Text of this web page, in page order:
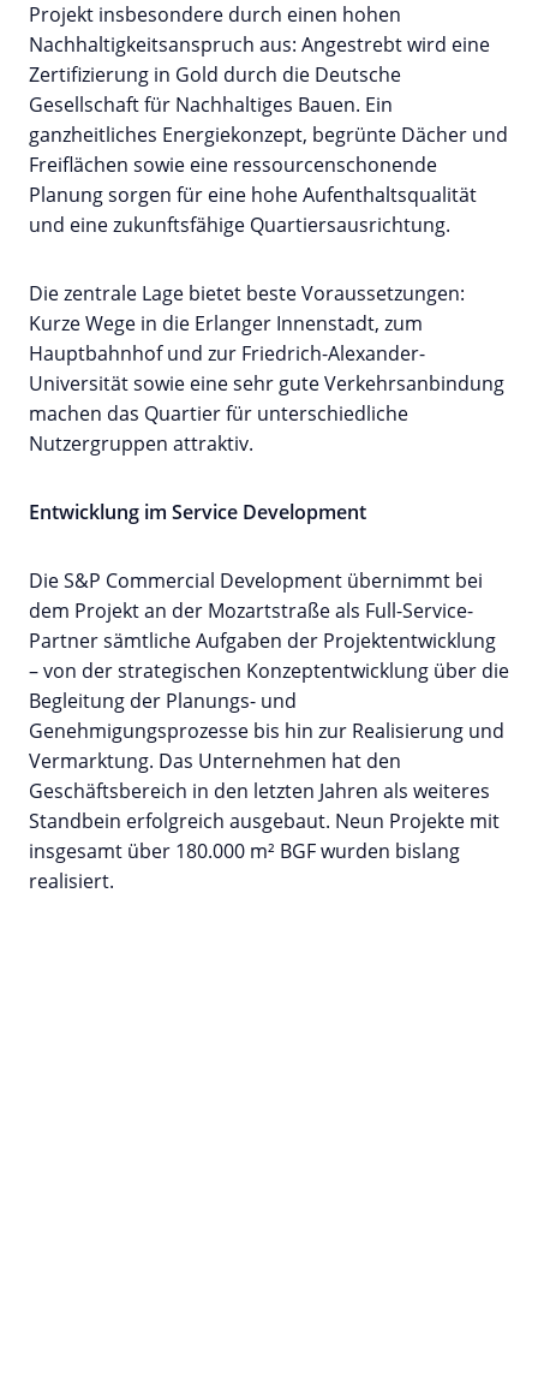
Projekt insbesondere durch einen hohen
Nachhaltigkeitsanspruch aus: Angestrebt wird eine
Zertifizierung in Gold durch die Deutsche
Gesellschaft für Nachhaltiges Bauen. Ein
ganzheitliches Energiekonzept, begrünte Dächer und
Freiflächen sowie eine ressourcenschonende
Planung sorgen für eine hohe Aufenthaltsqualität
und eine zukunftsfähige Quartiersausrichtung.
Die zentrale Lage bietet beste Voraussetzungen:
Kurze Wege in die Erlanger Innenstadt, zum
Hauptbahnhof und zur Friedrich-Alexander-
Universität sowie eine sehr gute Verkehrsanbindung
machen das Quartier für unterschiedliche
Nutzergruppen attraktiv.
Entwicklung im Service Development
Die S&P Commercial Development übernimmt bei
dem Projekt an der Mozartstraße als Full-Service-
Partner sämtliche Aufgaben der Projektentwicklung
– von der strategischen Konzeptentwicklung über die
Begleitung der Planungs- und
Genehmigungsprozesse bis hin zur Realisierung und
Vermarktung. Das Unternehmen hat den
Geschäftsbereich in den letzten Jahren als weiteres
Standbein erfolgreich ausgebaut. Neun Projekte mit
insgesamt über 180.000 m² BGF wurden bislang
realisiert.